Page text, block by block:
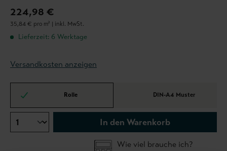
224,98 €
35,84 € pro m² | inkl. MwSt.
Lieferzeit: 6 Werktage
Versandkosten anzeigen
Rolle DIN-A4 Muster
In den Warenkorb
Wie viel brauche ich?